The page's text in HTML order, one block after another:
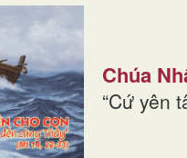
Chúa
“Cứ yên